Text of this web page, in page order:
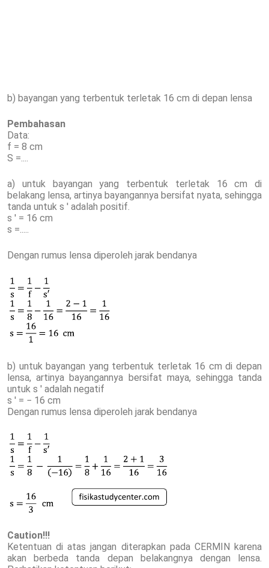
b) bayangan yang terbentuk terletak 16 cm di depan lensa
Pembahasan
Data:
f = 8 cm
S =....
a) untuk bayangan yang terbentuk terletak 16 cm di
belakang lensa, artinya bayangannya bersifat nyata, sehingga
tanda untuk s ' adalah positif.
s ' = 16 cm
s =.....
Dengan rumus lensa diperoleh jarak bendanya
b) untuk bayangan yang terbentuk terletak 16 cm di depan
lensa, artinya bayangannya bersifat maya, sehingga tanda
untuk s ' adalah negatif
s ' = − 16 cm
Dengan rumus lensa diperoleh jarak bendanya
Caution!!!
Ketentuan di atas jangan diterapkan pada CERMIN karena
akan berbeda tanda depan belakangnya dengan lensa.